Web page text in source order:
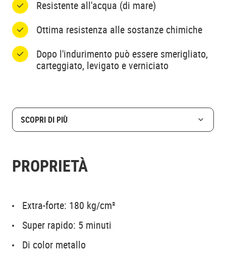
Resistente all'acqua (di mare)
Ottima resistenza alle sostanze chimiche
Dopo l'indurimento può essere smerigliato,
carteggiato, levigato e verniciato
SCOPRI DI PIÙ
PROPRIETÀ
Extra-forte: 180 kg/cm²
Super rapido: 5 minuti
Di color metallo